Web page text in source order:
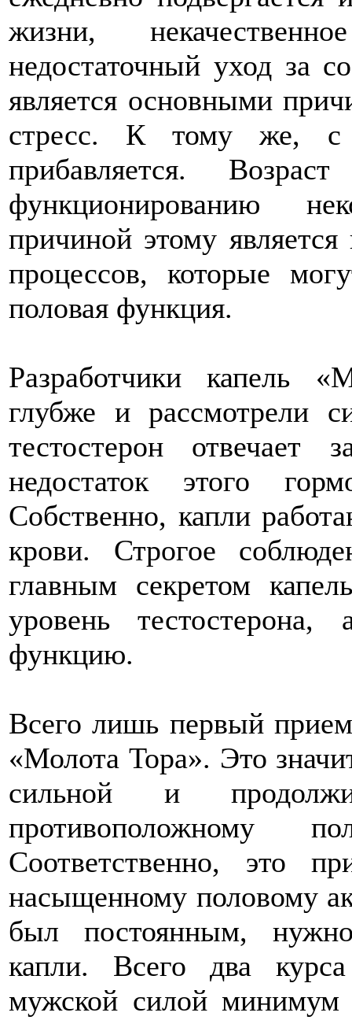
жизни,
недостаточный уход за
является основными
стресс. К тому же, с
прибавляется.
функционированию
причиной этому
процессов, которые
половая функция.
Разработчики капель
глубже и рассмотрели
тестостерон
недостаток этого
Собственно, капли
крови. Строгое
главным секретом
уровень
функцию.
Всего лишь первый
«Молота Тора». Это
сильной и
противоположному
Соответственно, это
насыщенному половому
был постоянным, нужно
капли. Всего два
мужской силой минимум